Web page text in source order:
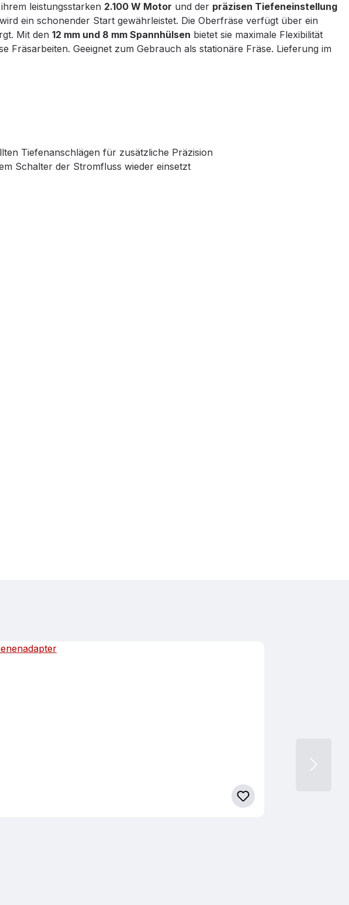
leistungsstarken 2.100 W Motor und der präzisen Tiefeneinstellung
wird ein schonender Start gewährleistet. Die Oberfräse verfügt über ein
Mit den 12 mm und 8 mm Spannhülsen bietet sie maximale Flexibilität
Fräsarbeiten. Geeignet zum Gebrauch als stationäre Fräse. Lieferung im
Tiefenanschlägen für zusätzliche Präzision
Schalter der Stromfluss wieder einsetzt